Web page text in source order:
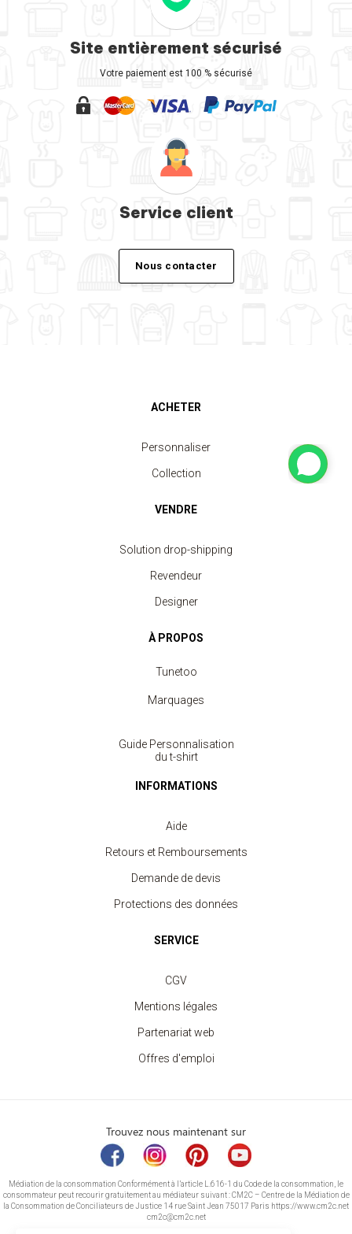
Site entièrement sécurisé
Votre paiement est 100 % sécurisé
Service client
Nous contacter
ACHETER
Personnaliser
Collection
VENDRE
Solution drop-shipping
Revendeur
Designer
À PROPOS
Tunetoo
Marquages
Guide Personnalisation
du t-shirt
INFORMATIONS
Aide
Retours et Remboursements
Demande de devis
Protections des données
SERVICE
CGV
Mentions légales
Partenariat web
Offres d'emploi
Trouvez nous maintenant sur
Médiation de la consommation Conformément à l’article L.616-1 du Code de la consommation, le
consommateur peut recourir gratuitement au médiateur suivant : CM2C – Centre de la Médiation de
la Consommation de Conciliateurs de Justice 14 rue Saint Jean 75017 Paris https://www.cm2c.net
cm2c@cm2c.net